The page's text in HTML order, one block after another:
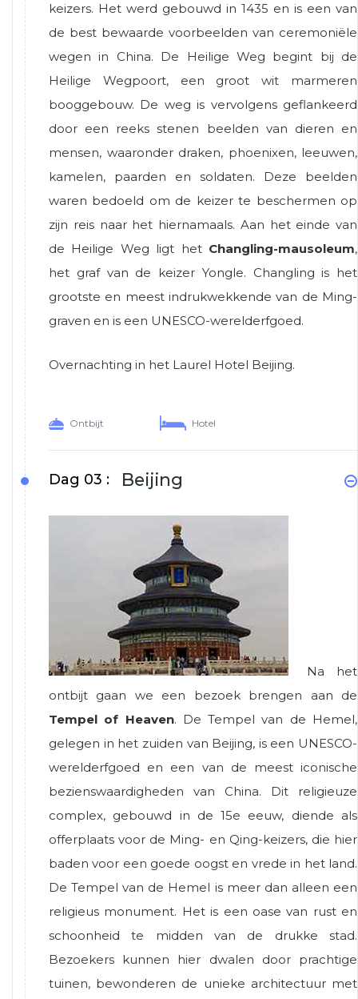
keizers. Het werd gebouwd in 1435 en is een van
de best bewaarde voorbeelden van ceremoniële
wegen in China. De Heilige Weg begint bij de
Heilige Wegpoort, een groot wit marmeren
booggebouw. De weg is vervolgens geflankeerd
door een reeks stenen beelden van dieren en
mensen, waaronder draken, phoenixen, leeuwen,
kamelen, paarden en soldaten. Deze beelden
waren bedoeld om de keizer te beschermen op
zijn reis naar het hiernamaals. Aan het einde van
de Heilige Weg ligt het Changling-mausoleum,
het graf van de keizer Yongle. Changling is het
grootste en meest indrukwekkende van de Ming-
graven en is een UNESCO-werelderfgoed.
Overnachting in het Laurel Hotel Beijing.
Ontbijt Hotel
Dag 03 : Beijing
Na het
ontbijt gaan we een bezoek brengen aan de
Tempel of Heaven. De Tempel van de Hemel,
gelegen in het zuiden van Beijing, is een UNESCO-
werelderfgoed en een van de meest iconische
bezienswaardigheden van China. Dit religieuze
complex, gebouwd in de 15e eeuw, diende als
offerplaats voor de Ming- en Qing-keizers, die hier
baden voor een goede oogst en vrede in het land.
De Tempel van de Hemel is meer dan alleen een
religieus monument. Het is een oase van rust en
schoonheid te midden van de drukke stad.
Bezoekers kunnen hier dwalen door prachtige
tuinen, bewonderen de unieke architectuur met